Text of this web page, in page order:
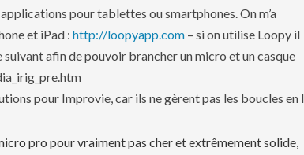
pour tablettes ou smartphones. On m’a
et iPad : http://loopyapp.com – si on utilise Loopy il
afin de pouvoir brancher un micro et un casque
pour Improvie, car ils ne gèrent pas les boucles en
pro pour vraiment pas cher et extrêmement solide,